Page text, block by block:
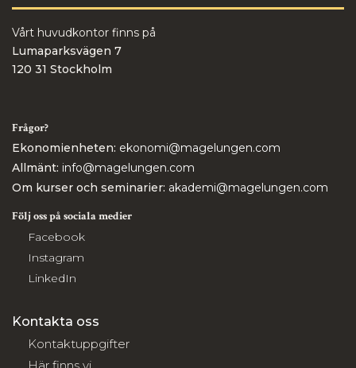
Vårt huvudkontor finns på
Lumaparksvägen 7
120 31 Stockholm
Frågor?
Ekonomienheten: ekonomi@magelungen.com
Allmänt: info@magelungen.com
Om kurser och seminarier: akademi@magelungen.com
Följ oss på sociala medier
Facebook
Instagram
LinkedIn
Kontakta oss
Kontaktuppgifter